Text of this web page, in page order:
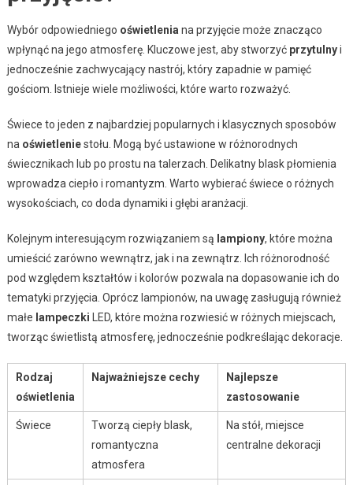
Wybór odpowiedniego oświetlenia na przyjęcie może znacząco
wpłynąć na jego atmosferę. Kluczowe jest, aby stworzyć przytulnyi
jednocześnie zachwycający nastrój, który zapadnie w pamięć
gościom. Istnieje wiele możliwości, które warto rozważyć.
Świece to jeden z najbardziej popularnych i klasycznych sposobów
na oświetleniestołu. Mogą być ustawione w różnorodnych
świecznikach lub po prostu na talerzach. Delikatny blask płomienia
wprowadza ciepło i romantyzm. Warto wybierać świece o różnych
wysokościach, co doda dynamiki i głębi aranżacji.
Kolejnym interesującym rozwiązaniem są lampiony, które można
umieścić zarówno wewnątrz, jak i na zewnątrz. Ich różnorodność
pod względem kształtów i kolorów pozwala na dopasowanie ich do
tematyki przyjęcia. Oprócz lampionów, na uwagę zasługują również
małe lampeczki LED, które można rozwiesić w różnych miejscach,
tworząc świetlistą atmosferę, jednocześnie podkreślając dekoracje.
Rodzaj
oświetlenia
Najważniejsze cechy
Najlepsze
zastosowanie
Świece
Tworzą ciepły blask,
romantyczna
atmosfera
Na stół, miejsce
centralne dekoracji